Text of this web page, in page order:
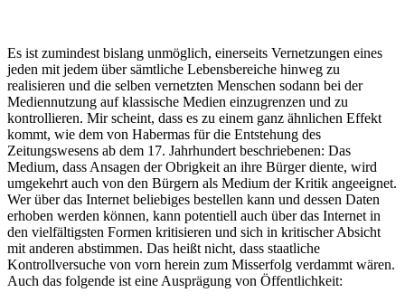
Es ist zumindest bislang unmöglich, einerseits Vernetzungen eines
jeden mit jedem über sämtliche Lebensbereiche hinweg zu
realisieren und die selben vernetzten Menschen sodann bei der
Mediennutzung auf klassische Medien einzugrenzen und zu
kontrollieren. Mir scheint, dass es zu einem ganz ähnlichen Effekt
kommt, wie dem von Habermas für die Entstehung des
Zeitungswesens ab dem 17. Jahrhundert beschriebenen: Das
Medium, dass Ansagen der Obrigkeit an ihre Bürger diente, wird
umgekehrt auch von den Bürgern als Medium der Kritik angeeignet.
Wer über das Internet beliebiges bestellen kann und dessen Daten
erhoben werden können, kann potentiell auch über das Internet in
den vielfältigsten Formen kritisieren und sich in kritischer Absicht
mit anderen abstimmen. Das heißt nicht, dass staatliche
Kontrollversuche von vorn herein zum Misserfolg verdammt wären.
Auch das folgende ist eine Ausprägung von Öffentlichkeit: